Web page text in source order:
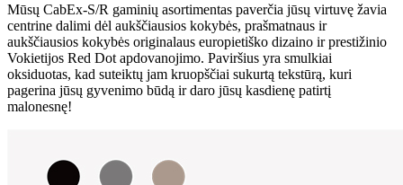
Mūsų CabEx-S/R gaminių asortimentas paverčia jūsų virtuvę žavia
centrine dalimi dėl aukščiausios kokybės, prašmatnaus ir
aukščiausios kokybės originalaus europietiško dizaino ir prestižinio
Vokietijos Red Dot apdovanojimo. Paviršius yra smulkiai
oksiduotas, kad suteiktų jam kruopščiai sukurtą tekstūrą, kuri
pagerina jūsų gyvenimo būdą ir daro jūsų kasdienę patirtį
malonesnę!